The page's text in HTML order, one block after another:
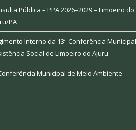
Pública – PPA 2026–2029 – Limoeiro do
PA
Interno da 13ª Conferência
Social de Limoeiro do Ajuru
Municipal de Meio Ambiente